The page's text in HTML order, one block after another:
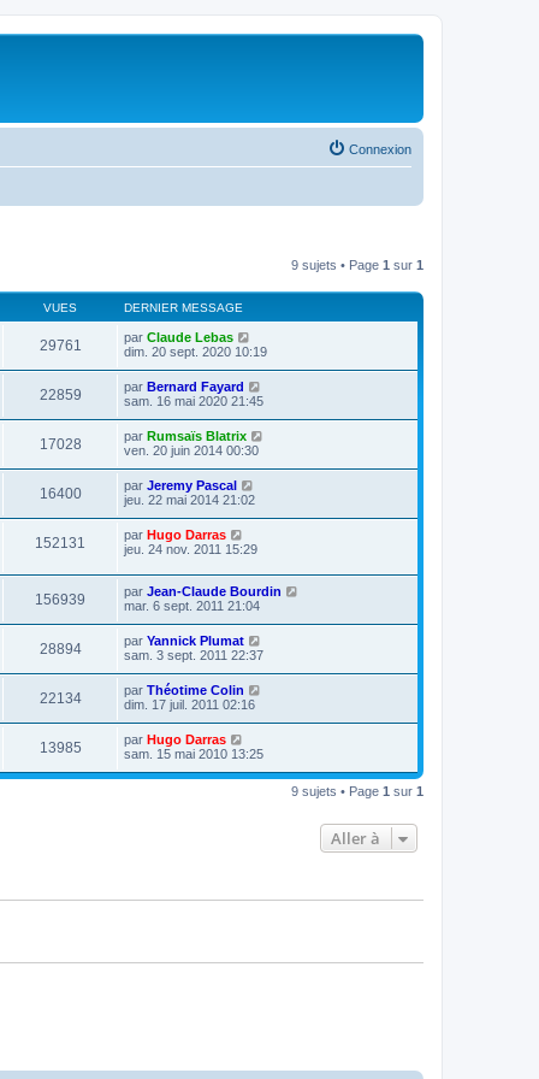
Connexion
9 sujets • Page 1 sur 1
VUES DERNIER MESSAGE
29761 par Claude Lebas
dim. 20 sept. 2020 10:19
22859 par Bernard Fayard
sam. 16 mai 2020 21:45
17028 par Rumsaïs Blatrix
ven. 20 juin 2014 00:30
16400 par Jeremy Pascal
jeu. 22 mai 2014 21:02
152131 par Hugo Darras
jeu. 24 nov. 2011 15:29
156939 par Jean-Claude Bourdin
mar. 6 sept. 2011 21:04
28894 par Yannick Plumat
sam. 3 sept. 2011 22:37
22134 par Théotime Colin
dim. 17 juil. 2011 02:16
13985 par Hugo Darras
sam. 15 mai 2010 13:25
9 sujets • Page 1 sur 1
Aller à